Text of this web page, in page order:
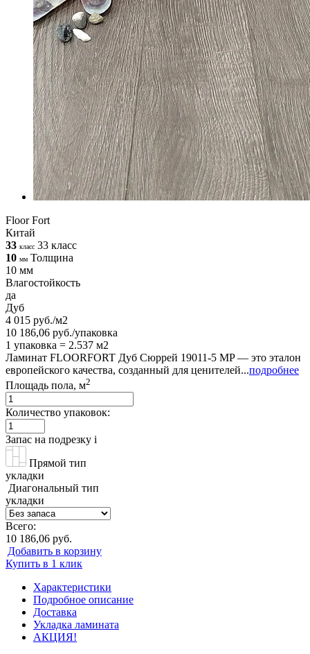
Floor Fort
Китай
33 класс 33 класс
10 мм Толщина
10 мм
Влагостойкость
да
Дуб
4 015 руб./м2
10 186,06 руб./упаковка
1 упаковка = 2.537 м2
Ламинат FLOORFORT Дуб Сюррей 19011-5 MP — это эталон
европейского качества, созданный для ценителей...подробнее
Площадь пола, м2
Количество упаковок:
Запас на подрезку i
Прямой тип
укладки
Диагональный тип
укладки
Всего:
10 186,06 руб.
Добавить в корзину
Купить в 1 клик
Характеристики
Подробное описание
Доставка
Укладка ламината
АКЦИЯ!